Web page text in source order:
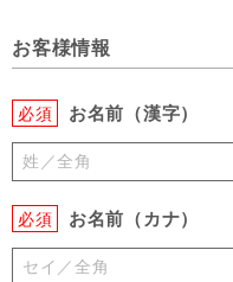
お客様情報
必須 お名前（漢字）
必須 お名前（カナ）